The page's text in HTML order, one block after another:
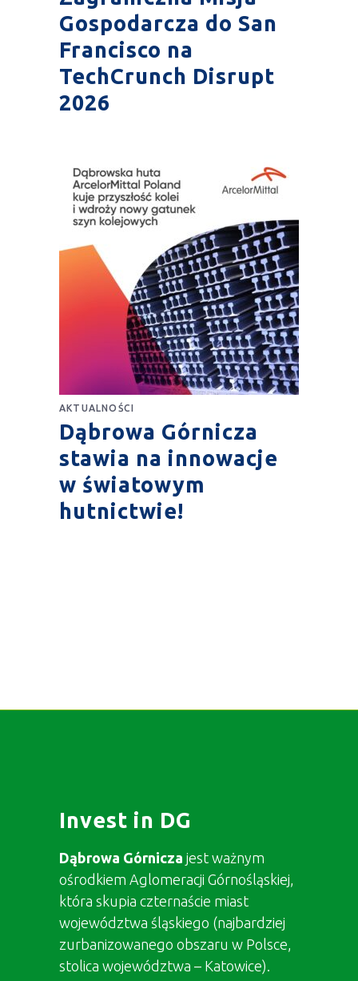
Gospodarcza do San
Francisco na
TechCrunch Disrupt
2026
AKTUALNOŚCI
Dąbrowa Górnicza
stawia na innowacje
w światowym
hutnictwie!
Invest in DG
Dąbrowa Górnicza jest ważnym
ośrodkiem Aglomeracji Górnośląskiej,
która skupia czternaście miast
województwa śląskiego (najbardziej
zurbanizowanego obszaru w Polsce,
stolica województwa – Katowice).